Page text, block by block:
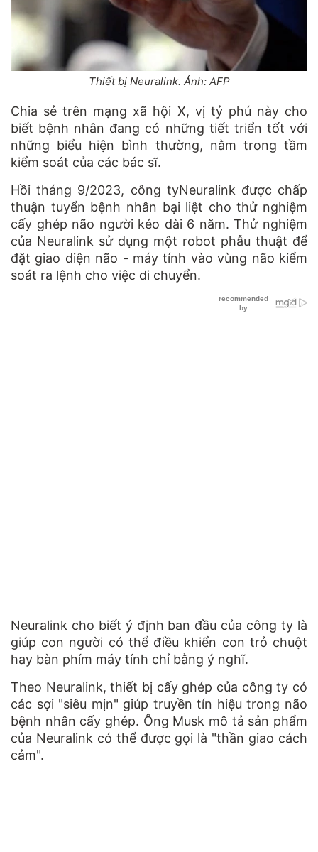
Thiết bị Neuralink. Ảnh: AFP
Chia sẻ trên mạng xã hội X, vị tỷ phú này cho
biết bệnh nhân đang có những tiết triển tốt với
những biểu hiện bình thường, nằm trong tầm
kiểm soát của các bác sĩ.
Hồi tháng 9/2023, công tyNeuralink được chấp
thuận tuyển bệnh nhân bại liệt cho thử nghiệm
cấy ghép não người kéo dài 6 năm. Thử nghiệm
của Neuralink sử dụng một robot phẫu thuật để
đặt giao diện não - máy tính vào vùng não kiểm
soát ra lệnh cho việc di chuyển.
Neuralink cho biết ý định ban đầu của công ty là
giúp con người có thể điều khiển con trỏ chuột
hay bàn phím máy tính chỉ bằng ý nghĩ.
Theo Neuralink, thiết bị cấy ghép của công ty có
các sợi "siêu mịn" giúp truyền tín hiệu trong não
bệnh nhân cấy ghép. Ông Musk mô tả sản phẩm
của Neuralink có thể được gọi là "thần giao cách
cảm".